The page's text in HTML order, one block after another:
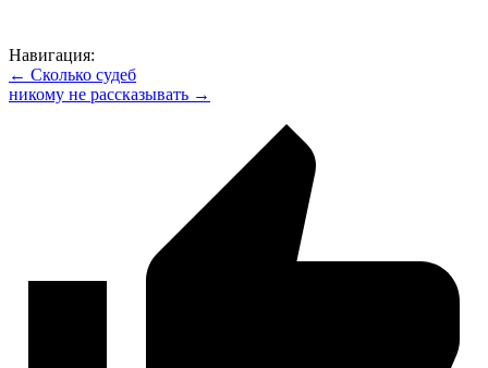
Навигация:
← Сколько судеб
никому не рассказывать →